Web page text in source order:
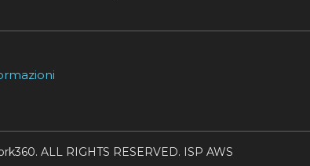
ALL RIGHTS RESERVED. ISP AWS